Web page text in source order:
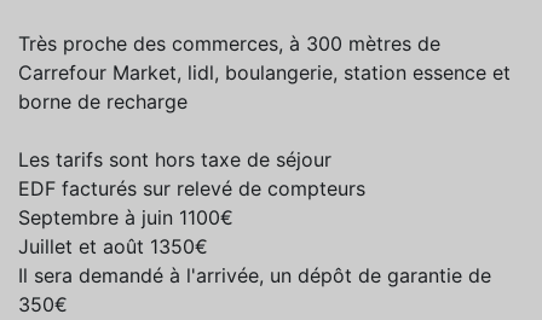
Très proche des commerces, à 300 mètres de
Carrefour Market, lidl, boulangerie, station essence et
borne de recharge
Les tarifs sont hors taxe de séjour
EDF facturés sur relevé de compteurs
Septembre à juin 1100€
Juillet et août 1350€
Il sera demandé à l'arrivée, un dépôt de garantie de
350€